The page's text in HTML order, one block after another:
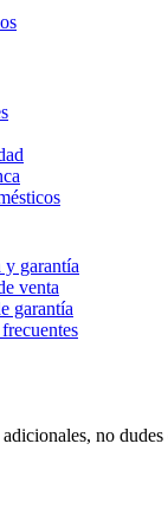
y garantía
venta
garantía
no